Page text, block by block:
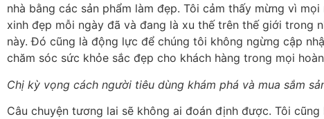
nhà bằng các sản phẩm làm đẹp. Tôi cảm thấy mừng vì
xinh đẹp mỗi ngày đã và đang là xu thế trên thế giới trong
này. Đó cũng là động lực để chúng tôi không ngừng cập
chăm sóc sức khỏe sắc đẹp cho khách hàng trong mọi
Chị kỳ vọng cách người tiêu dùng khám phá và mua sắm
Câu chuyện tương lai sẽ không ai đoán định được. Tôi